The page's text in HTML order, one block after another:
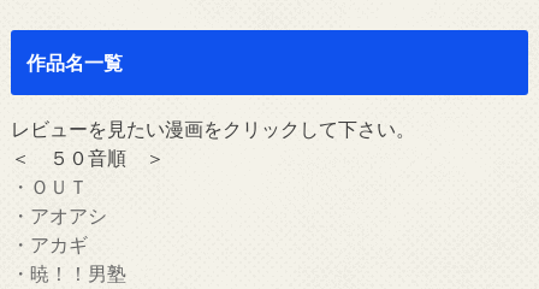
作品名一覧
レビューを見たい漫画をクリックして下さい。
＜ ５０音順 ＞
・ＯＵＴ
・アオアシ
・アカギ
・暁！！男塾